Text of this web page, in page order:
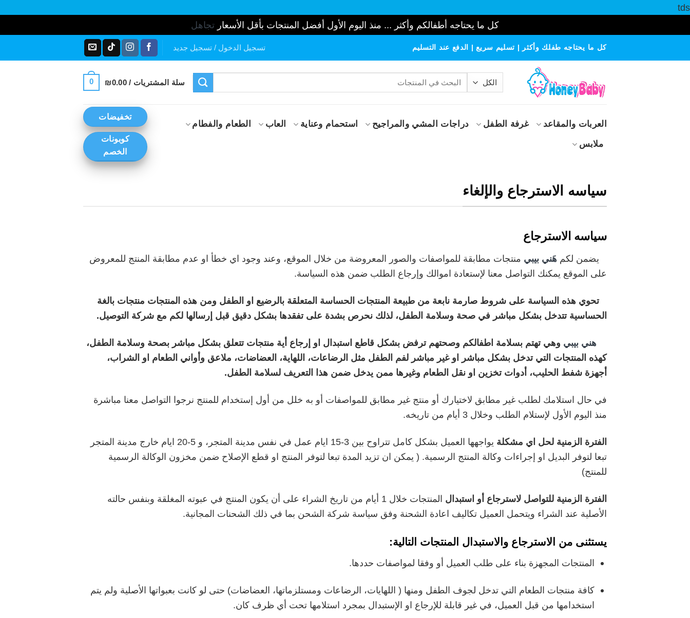
tds
كل ما يحتاجه أطفالكم وأكثر ... منذ اليوم الأول أفضل المنتجات بأقل الأسعار تجاهل
كل ما يحتاجه طفلك وأكثر | تسليم سريع | الدفع عند التسليم تسجيل الدخول / تسجيل جديد
البحث
سلة المشتريات / ₪0.00
0
العربات والمقاعد غرفة الطفل دراجات المشي والمراجيح استحمام وعناية العاب الطعام والفطام
ملابس
تخفيضات
كوبونات
الخصم
سياسه الاسترجاع والإلغاء
سياسه الاسترجاع
يضمن لكم هَني بيبي منتجات مطابقة للمواصفات والصور المعروضة من خلال الموقع، وعند وجود اي خطأ او عدم مطابقة المنتج للمعروض
على الموقع يمكنك التواصل معنا لإستعادة اموالك وإرجاع الطلب ضمن هذه السياسة.
تحوي هذه السياسة على شروط صارمة نابعة من طبيعة المنتجات الحساسة المتعلقة بالرضيع او الطفل ومن هذه المنتجات منتجات بالغة
الحساسية تتدخل بشكل مباشر في صحة وسلامة الطفل، لذلك نحرص بشدة على تفقدها بشكل دقيق قبل إرسالها لكم مع شركة التوصيل.
هني بيبي وهي تهتم بسلامة اطفالكم وصحتهم ترفض بشكل قاطع استبدال او إرجاع أية منتجات تتعلق بشكل مباشر بصحة وسلامة الطفل،
كهذه المنتجات التي تدخل بشكل مباشر او غير مباشر لفم الطفل مثل الرضاعات، اللهاية، العضاضات، ملاعق وأواني الطعام او الشراب،
أجهزة شفط الحليب، أدوات تخزين او نقل الطعام وغيرها ممن يدخل ضمن هذا التعريف لسلامة الطفل.
في حال استلامك لطلب غير مطابق لاختيارك أو منتج غير مطابق للمواصفات أو به خلل من أول إستخدام للمنتج نرجوا التواصل معنا مباشرة
منذ اليوم الأول لإستلام الطلب وخلال 3 أيام من تاريخه.
الفترة الزمنية لحل اي مشكلة
يواجهها العميل بشكل كامل تتراوح بين 3-15 ايام عمل في نفس مدينة المتجر، و 5-20 ايام خارج مدينة المتجر
تبعا لتوفر البديل او إجراءات وكالة المنتج الرسمية. ( يمكن ان تزيد المدة تبعا لتوفر المنتج او قطع الإصلاح ضمن مخزون الوكالة الرسمية
للمنتج)
الفترة الزمنية للتواصل لاسترجاع أو استبدال
المنتجات خلال 1 أيام من تاريخ الشراء على أن يكون المنتج في عبوته المغلقة وبنفس حالته
الأصلية عند الشراء ويتحمل العميل تكاليف اعادة الشحنة وفق سياسة شركة الشحن بما في ذلك الشحنات المجانية.
يستثنى من الاسترجاع والاستبدال المنتجات التالية:
المنتجات المجهزة بناء على طلب العميل أو وفقا لمواصفات حددها.
كافة منتجات الطعام التي تدخل لجوف الطفل ومنها ( اللهايات، الرضاعات ومستلزماتها، العضاضات) حتى لو كانت بعبواتها الأصلية ولم يتم
استخدامها من قبل العميل، في غير قابلة للإرجاع او الإستبدال بمجرد استلامها تحت أي ظرف كان.